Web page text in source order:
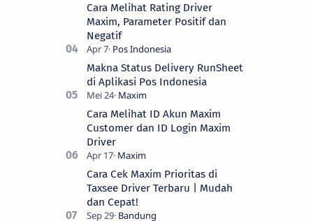
Cara Melihat Rating Driver
Maxim, Parameter Positif dan
Negatif
Makna Status Delivery RunSheet
di Aplikasi Pos Indonesia
Cara Melihat ID Akun Maxim
Customer dan ID Login Maxim
Driver
Cara Cek Maxim Prioritas di
Taxsee Driver Terbaru | Mudah
dan Cepat!